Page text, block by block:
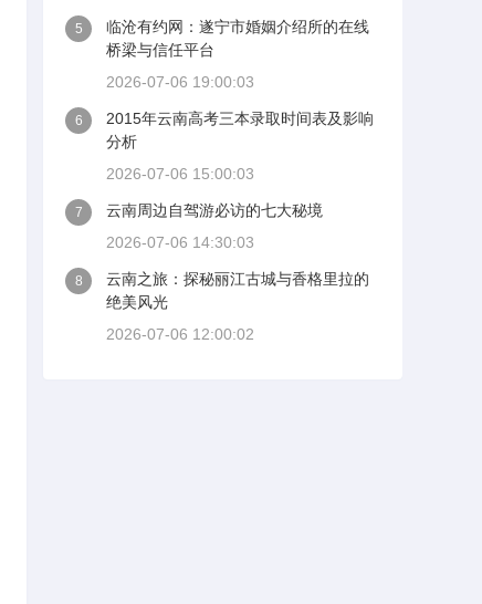
5
临沧有约网：遂宁市婚姻介绍所的在线
桥梁与信任平台
2026-07-06 19:00:03
6
2015年云南高考三本录取时间表及影响
分析
2026-07-06 15:00:03
7
云南周边自驾游必访的七大秘境
2026-07-06 14:30:03
8
云南之旅：探秘丽江古城与香格里拉的
绝美风光
2026-07-06 12:00:02